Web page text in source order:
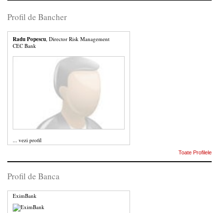
Profil de Bancher
Radu Popescu, Director Risk Management
CEC Bank
... vezi profil
Toate Profilele
Profil de Banca
EximBank